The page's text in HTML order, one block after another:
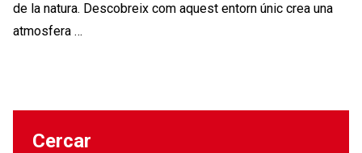
de la natura. Descobreix com aquest entorn únic crea una
atmosfera …
Cercar